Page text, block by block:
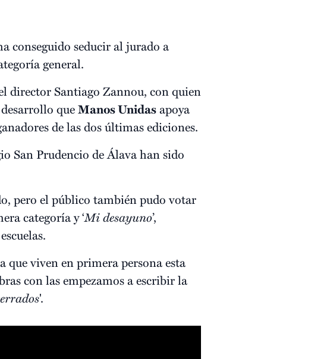
conseguido seducir al jurado a
general.
director Santiago Zannou, con quien
queManos Unidasapoya
de las dos últimas ediciones.
San Prudencio de Álava han sido
pero el público también pudo votar
categoría y ‘Mi desayuno’,
que viven en primera persona esta
con las empezamos a escribir la
'.